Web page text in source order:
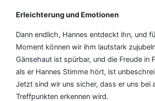
Erleichterung und Emotionen
Dann endlich, Hannes entdeckt ihn, und
Moment können wir ihm lautstark
Gänsehaut ist spürbar, und die Freude in
als er Hannes Stimme hört, ist
Jetzt sind wir uns sicher, dass er uns bei
Treffpunkten erkennen wird.